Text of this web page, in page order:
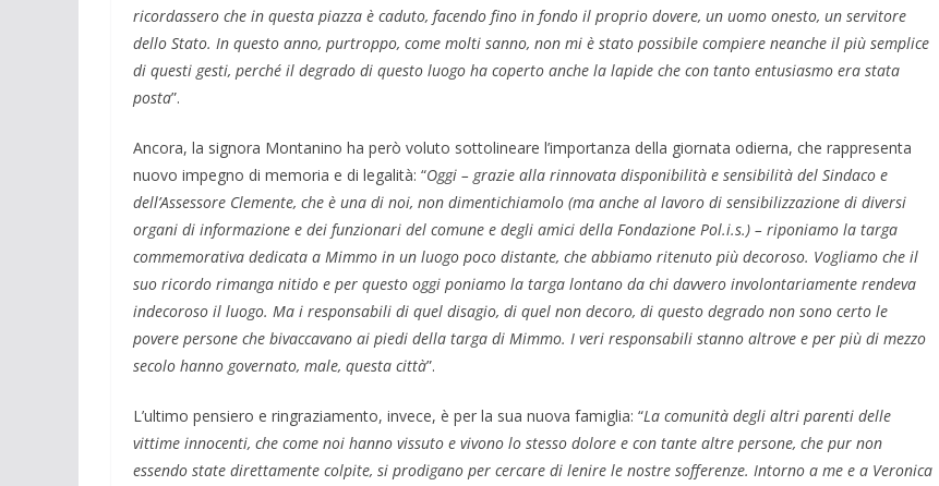
ricordassero che in questa piazza è caduto, facendo fino in fondo il proprio dovere, un uomo onesto, un servitore
dello Stato. In questo anno, purtroppo, come molti sanno, non mi è stato possibile compiere neanche il più semplice
di questi gesti, perché il degrado di questo luogo ha coperto anche la lapide che con tanto entusiasmo era stata
posta”.
Ancora, la signora Montanino ha però voluto sottolineare l’importanza della giornata odierna, che rappresenta
nuovo impegno di memoria e di legalità: “Oggi – grazie alla rinnovata disponibilità e sensibilità del Sindaco e
dell’Assessore Clemente, che è una di noi, non dimentichiamolo (ma anche al lavoro di sensibilizzazione di diversi
organi di informazione e dei funzionari del comune e degli amici della Fondazione Pol.i.s.) – riponiamo la targa
commemorativa dedicata a Mimmo in un luogo poco distante, che abbiamo ritenuto più decoroso. Vogliamo che il
suo ricordo rimanga nitido e per questo oggi poniamo la targa lontano da chi davvero involontariamente rendeva
indecoroso il luogo. Ma i responsabili di quel disagio, di quel non decoro, di questo degrado non sono certo le
povere persone che bivaccavano ai piedi della targa di Mimmo. I veri responsabili stanno altrove e per più di mezzo
secolo hanno governato, male, questa città”.
L’ultimo pensiero e ringraziamento, invece, è per la sua nuova famiglia: “La comunità degli altri parenti delle
vittime innocenti, che come noi hanno vissuto e vivono lo stesso dolore e con tante altre persone, che pur non
essendo state direttamente colpite, si prodigano per cercare di lenire le nostre sofferenze. Intorno a me e a Veronica